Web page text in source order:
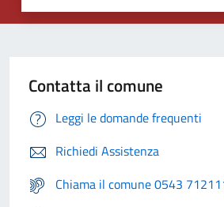
Contatta il comune
Leggi le domande frequenti
Richiedi Assistenza
Chiama il comune 0543